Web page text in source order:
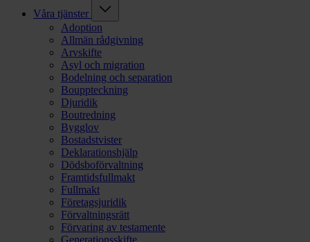
Våra tjänster
Adoption
Allmän rådgivning
Arvskifte
Asyl och migration
Bodelning och separation
Bouppteckning
Djuridik
Boutredning
Bygglov
Bostadstvister
Deklarationshjälp
Dödsboförvaltning
Framtidsfullmakt
Fullmakt
Företagsjuridik
Förvaltningsrätt
Förvaring av testamente
Generationsskifte